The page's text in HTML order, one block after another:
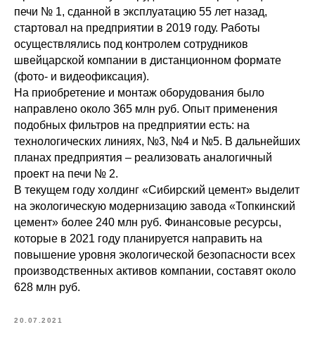
печи № 1, сданной в эксплуатацию 55 лет назад,
стартовал на предприятии в 2019 году. Работы
осуществлялись под контролем сотрудников
швейцарской компании в дистанционном формате
(фото- и видеофиксация).
На приобретение и монтаж оборудования было
направлено около 365 млн руб. Опыт применения
подобных фильтров на предприятии есть: на
технологических линиях, №3, №4 и №5. В дальнейших
планах предприятия – реализовать аналогичный
проект на печи № 2.
В текущем году холдинг «Сибирский цемент» выделит
на экологическую модернизацию завода «Топкинский
цемент» более 240 млн руб. Финансовые ресурсы,
которые в 2021 году планируется направить на
повышение уровня экологической безопасности всех
производственных активов компании, составят около
628 млн руб.
20.07.2021